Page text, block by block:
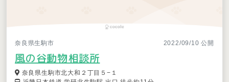
奈良県生駒市 2022/09/10 公開
風の谷動物相談所
奈良県生駒市北大和２丁目５−１